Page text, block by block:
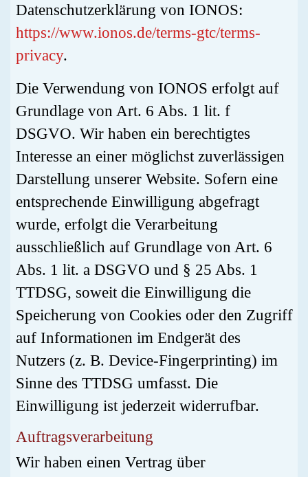
Datenschutzerklärung von IONOS:
https://www.ionos.de/terms-gtc/terms-
privacy.
Die Verwendung von IONOS erfolgt auf
Grundlage von Art. 6 Abs. 1 lit. f
DSGVO. Wir haben ein berechtigtes
Interesse an einer möglichst zuverlässigen
Darstellung unserer Website. Sofern eine
entsprechende Einwilligung abgefragt
wurde, erfolgt die Verarbeitung
ausschließlich auf Grundlage von Art. 6
Abs. 1 lit. a DSGVO und § 25 Abs. 1
TTDSG, soweit die Einwilligung die
Speicherung von Cookies oder den Zugriff
auf Informationen im Endgerät des
Nutzers (z. B. Device-Fingerprinting) im
Sinne des TTDSG umfasst. Die
Einwilligung ist jederzeit widerrufbar.
Auftragsverarbeitung
Wir haben einen Vertrag über